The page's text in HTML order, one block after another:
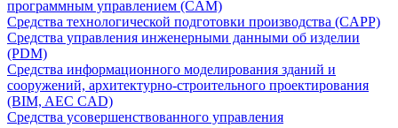
программным управлением (CAM)
Средства технологической подготовки производства (CAPP)
Средства управления инженерными данными об изделии
(PDM)
Средства информационного моделирования зданий и
сооружений, архитектурно-строительного проектирования
(BIM, AEC CAD)
Средства усовершенствованного управления